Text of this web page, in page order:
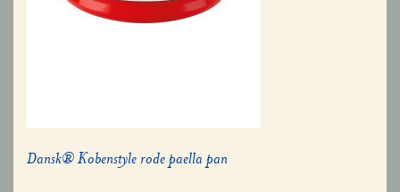
Dansk® Kobenstyle rode paella pan